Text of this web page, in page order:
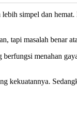
simpel dan
tapi masalah benar
menahan
kekuatannya.